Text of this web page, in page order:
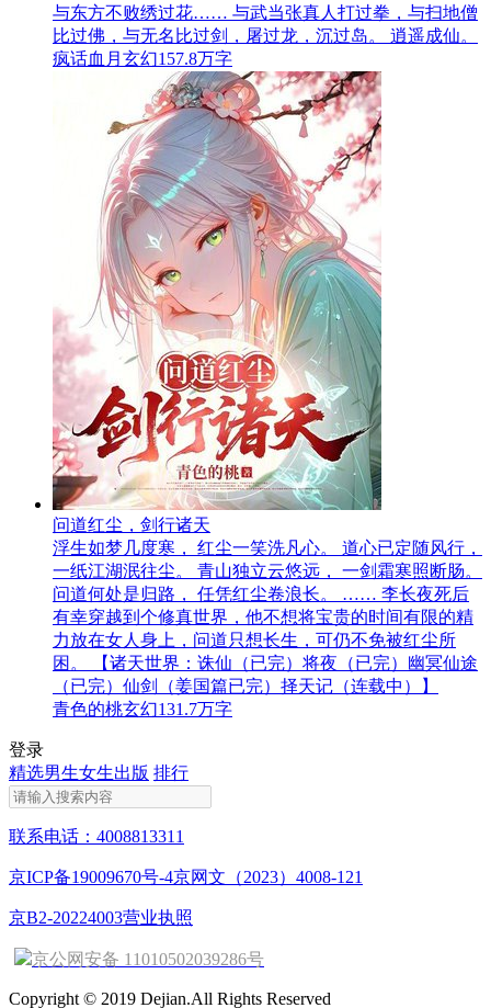
与东方不败绣过花…… 与武当张真人打过拳，与扫地僧
比过佛，与无名比过剑，屠过龙，沉过岛。 逍遥成仙。
疯话血月 玄幻157.8万字
问道红尘，剑行诸天
浮生如梦几度寒， 红尘一笑洗凡心。 道心已定随风行，
一纸江湖泯往尘。 青山独立云悠远， 一剑霜寒照断肠。
问道何处是归路， 任凭红尘卷浪长。 …… 李长夜死后
有幸穿越到个修真世界，他不想将宝贵的时间有限的精
力放在女人身上，问道只想长生，可仍不免被红尘所
困。 【诸天世界：诛仙（已完）将夜（已完）幽冥仙途
（已完）仙剑（姜国篇已完）择天记（连载中）】
青色的桃玄幻131.7万字
登录
精选男生女生出版 排行
联系电话：4008813311
京ICP备19009670号-4京网文（2023）4008-121
京B2-20224003营业执照
京公网安备 11010502039286号
Copyright © 2019 Dejian.All Rights Reserved